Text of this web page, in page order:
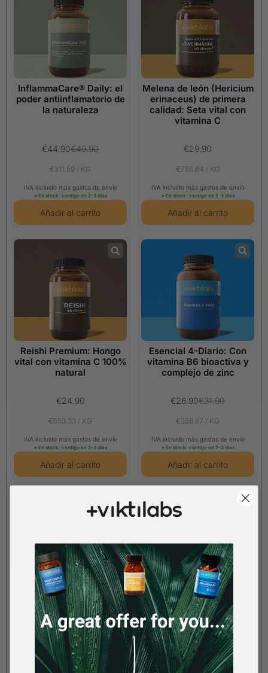
InflammaCare® Daily: el
poder antiinflamatorio de
la naturaleza
€49.90
€44.90
€311.59 / KG
IVA incluido más gastos de envío
● En stock: contigo en 2-3 días
Melena de león (Hericium
erinaceus) de primera
calidad: Seta vital con
vitamina C
€29.90
€786.84 / KG
IVA incluido más gastos de envío
● En stock: contigo en 2-3 días
Reishi Premium: Hongo
vital con vitamina C 100%
natural
€24.90
€553.33 / KG
IVA incluido más gastos de envío
● En stock: contigo en 2-3 días
Esencial 4-Diario: Con
vitamina B6 bioactiva y
complejo de zinc
€31.90
€26.90
€358.67 / KG
IVA incluido más gastos de envío
● En stock: contigo en 2-3 días
Cordyceps Premium:
Hongo vital con vitamina
C
€24.90
Seta de almendra
Premium: seta vital con
vitamina C
€29.90